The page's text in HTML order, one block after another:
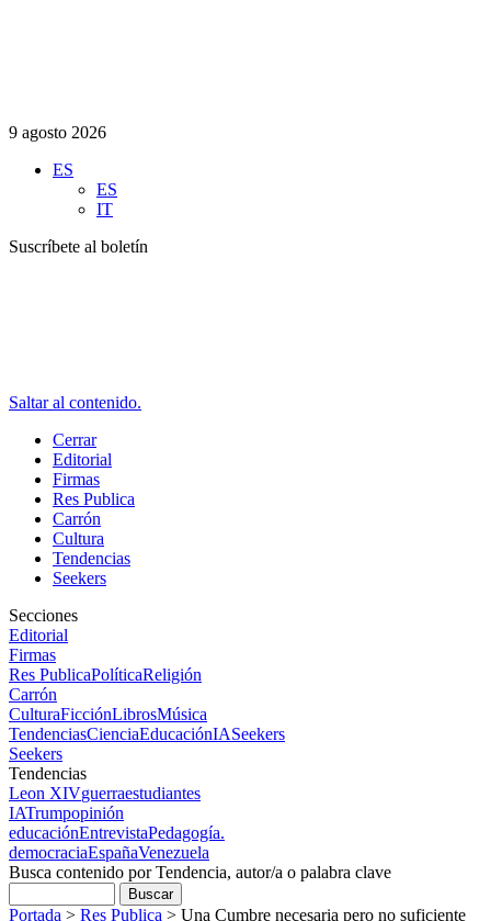
9 agosto 2026
ES
ES
IT
Suscríbete al boletín
Saltar al contenido.
Cerrar
Editorial
Firmas
Res Publica
Carrón
Cultura
Tendencias
Seekers
Secciones
Editorial
Firmas
Res PublicaPolíticaReligión
Carrón
CulturaFicciónLibrosMúsica
TendenciasCienciaEducaciónIASeekers
Seekers
Tendencias
Leon XIVguerraestudiantes
IATrumpopinión
educaciónEntrevistaPedagogía.
democraciaEspañaVenezuela
Busca contenido por Tendencia, autor/a o palabra clave
Portada > Res Publica > Una Cumbre necesaria pero no suficiente